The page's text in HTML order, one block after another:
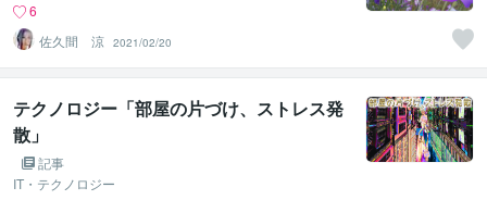
6
佐久間 涼 2021/02/20
テクノロジー「部屋の片づけ、ストレス発
散」
記事
IT・テクノロジー